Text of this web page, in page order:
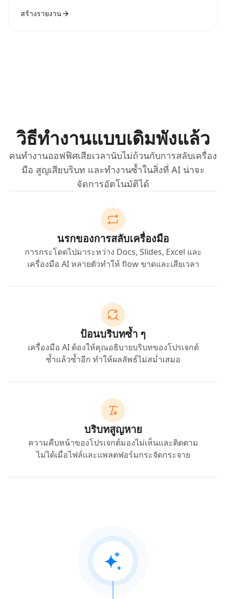
สร้างรายงาน
วิธีทำงานแบบเดิมพังแล้ว
คนทำงานออฟฟิศเสียเวลานับไม่ถ้วนกับการสลับเครื่อง
มือ สูญเสียบริบท และทำงานซ้ำในสิ่งที่ AI น่าจะ
จัดการอัตโนมัติได้
นรกของการสลับเครื่องมือ
การกระโดดไปมาระหว่าง Docs, Slides, Excel และ
เครื่องมือ AI หลายตัวทำให้ flow ขาดและเสียเวลา
ป้อนบริบทซ้ำ ๆ
เครื่องมือ AI ต้องให้คุณอธิบายบริบทของโปรเจกต์
ซ้ำแล้วซ้ำอีก ทำให้ผลลัพธ์ไม่สม่ำเสมอ
บริบทสูญหาย
ความคืบหน้าของโปรเจกต์มองไม่เห็นและติดตาม
ไม่ได้เมื่อไฟล์และแพลตฟอร์มกระจัดกระจาย